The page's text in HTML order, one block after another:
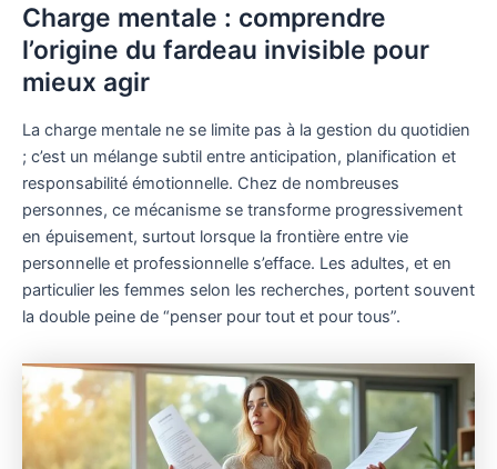
Charge mentale : comprendre
l’origine du fardeau invisible pour
mieux agir
La charge mentale ne se limite pas à la gestion du quotidien
; c’est un mélange subtil entre anticipation, planification et
responsabilité émotionnelle. Chez de nombreuses
personnes, ce mécanisme se transforme progressivement
en épuisement, surtout lorsque la frontière entre vie
personnelle et professionnelle s’efface. Les adultes, et en
particulier les femmes selon les recherches, portent souvent
la double peine de “penser pour tout et pour tous”.